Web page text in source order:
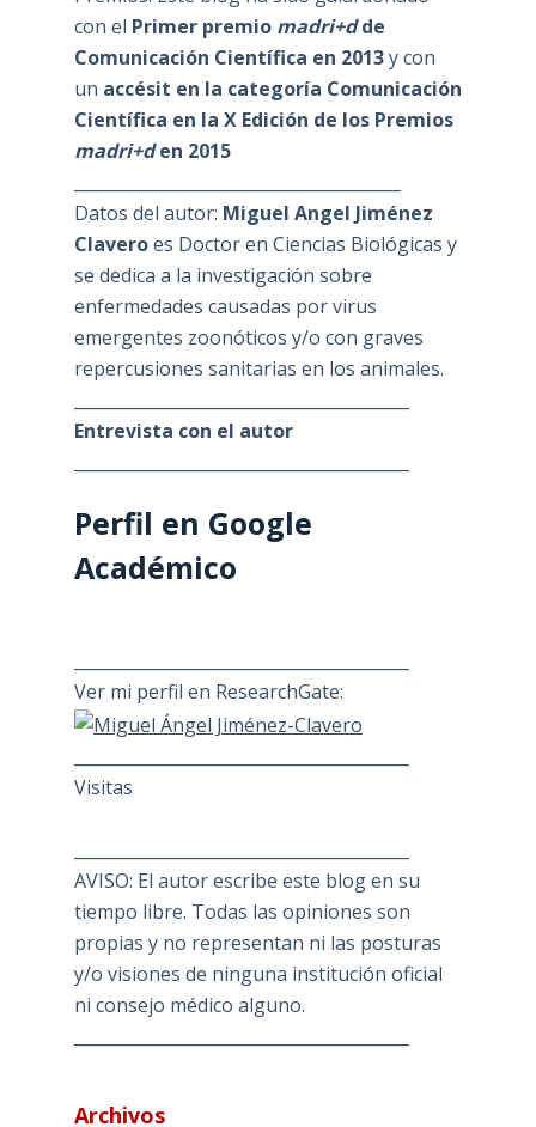
con el Primer premio madri+dde
Comunicación Científica en 2013y con
un accésit en la categoría Comunicación
Científica en la X Edición de los Premios
madri+den 2015
Datos del autor: Miguel Angel Jiménez
Claveroes Doctor en Ciencias Biológicas y
se dedica a la investigación sobre
enfermedades causadas por virus
emergentes zoonóticos y/o con graves
repercusiones sanitarias en los animales.
Entrevista con el autor
Perfil en Google
Académico
Ver mi perfil en ResearchGate:
Visitas
AVISO: El autor escribe este blog en su
tiempo libre. Todas las opiniones son
propias y no representan ni las posturas
y/o visiones de ninguna institución oficial
ni consejo médico alguno.
Archivos